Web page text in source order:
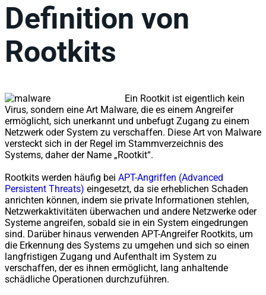
Definition von
Rootkits
Ein Rootkit ist eigentlich kein
Virus, sondern eine Art Malware, die es einem Angreifer
ermöglicht, sich unerkannt und unbefugt Zugang zu einem
Netzwerk oder System zu verschaffen. Diese Art von Malware
versteckt sich in der Regel im Stammverzeichnis des
Systems, daher der Name „Rootkit“.
Rootkits werden häufig bei APT-Angriffen (Advanced
Persistent Threats) eingesetzt, da sie erheblichen Schaden
anrichten können, indem sie private Informationen stehlen,
Netzwerkaktivitäten überwachen und andere Netzwerke oder
Systeme angreifen, sobald sie in ein System eingedrungen
sind. Darüber hinaus verwenden APT-Angreifer Rootkits, um
die Erkennung des Systems zu umgehen und sich so einen
langfristigen Zugang und Aufenthalt im System zu
verschaffen, der es ihnen ermöglicht, lang anhaltende
schädliche Operationen durchzuführen.